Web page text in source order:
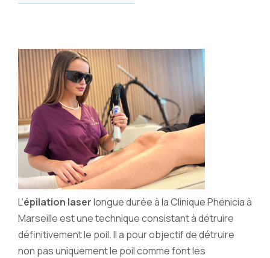
L’épilation laserlongue durée à la Clinique Phénicia à
Marseille est une technique consistant à détruire
définitivement le poil. Il a pour objectif de détruire
non pas uniquement le poil comme font les